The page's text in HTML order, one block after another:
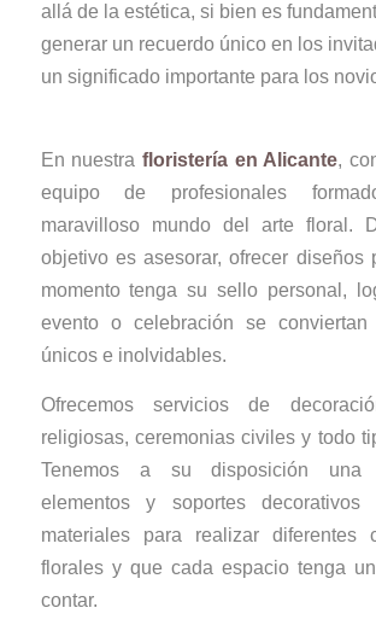
allá de la estética, si bien es
generar un recuerdo único en los
un significado importante para los
En nuestra floristería en Alicante,
equipo de profesionales
maravilloso mundo del arte floral.
objetivo es asesorar, ofrecer diseños
momento tenga su sello personal,
evento o celebración se conviertan
únicos e inolvidables.
Ofrecemos servicios de
religiosas, ceremonias civiles y todo
Tenemos a su disposición una
elementos y soportes decorativos
materiales para realizar diferentes
florales y que cada espacio tenga
contar.